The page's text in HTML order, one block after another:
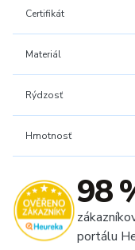
Certifikát
Materiál
Rýdzosť
Hmotnosť
98
portálu